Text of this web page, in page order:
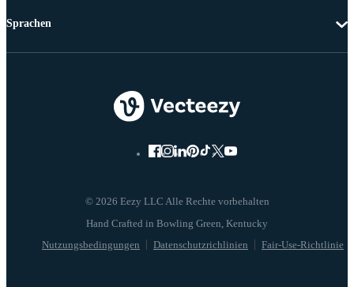
© 2026 Eezy LLC Alle Rechte vorbehalten
Nutzungsbedingungen Datenschutzrichlinien Fair-Use-Richtlinie
Sprachen